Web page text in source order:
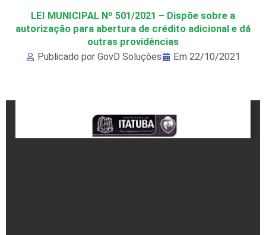
LEI MUNICIPAL Nº 501/2021 – Dispõe sobre a
autorização para abertura de crédito adicional e dá
outras providências
Publicado por GovD Soluções Em 22/10/2021